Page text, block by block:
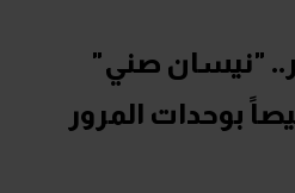
12 شهر.. "نيسان صني"
بوحدات المرور